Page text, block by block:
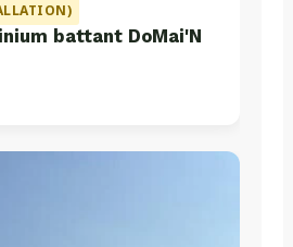
battant DoMai'N